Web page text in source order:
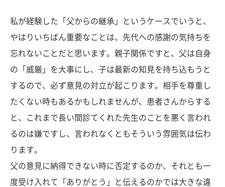
私が経験した「父からの継承」というケースでいうと、
やはりいちばん重要なことは、先代への感謝の気持ちを
忘れないことだと思います。親子関係ですと、父は自身
の「威厳」を大事にし、子は最新の知見を持ち込もうと
するので、必ず意見の対立が起こります。相手を尊重し
たくない時もあるかもしれませんが、患者さんからする
と、これまで長い間診てくれた先生のことを悪く言われ
るのは嫌ですし、言われなくともそういう雰囲気は伝わ
ります。
父の意見に納得できない時に否定するのか、それとも一
度受け入れて「ありがとう」と伝えるのかでは大きな違